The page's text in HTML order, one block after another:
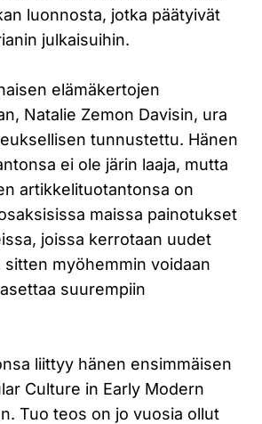
luonnosta, jotka päätyivät
julkaisuihin.
elämäkertojen
Natalie Zemon Davisin, ura
tunnustettu. Hänen
ei ole järin laaja, mutta
artikkelituotantonsa on
maissa painotukset
joissa kerrotaan uudet
sitten myöhemmin voidaan
suurempiin
liittyy hänen ensimmäisen
Culture in Early Modern
Tuo teos on jo vuosia ollut